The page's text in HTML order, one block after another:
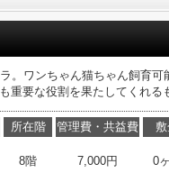
。ワンちゃん猫ちゃん飼育
重要な役割を果たしてくれる
所在階
8階
管理費・共益費
7,000円 0